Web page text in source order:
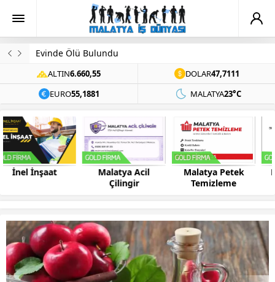
Evinde Ölü Bulundu
ALTIN6.660,55 DOLAR47,7111
EURO55,1881 MALATYA23°C
Malatya Acil
Malatya Petek
Temizleme
Bilsis Bilgisayar